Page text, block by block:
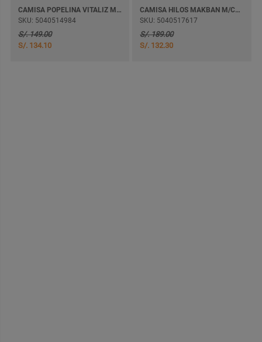
CAMISA POPELINA VITALIZ MC M/CORTA
SKU: 5040514984
S/. 149.00
S/. 134.10
CAMISA HILOS MAKBAN M/CORTA
SKU: 5040517617
S/. 189.00
S/. 132.30